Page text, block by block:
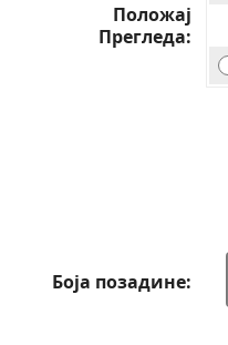
Положај
Прегледа
Боја позадине